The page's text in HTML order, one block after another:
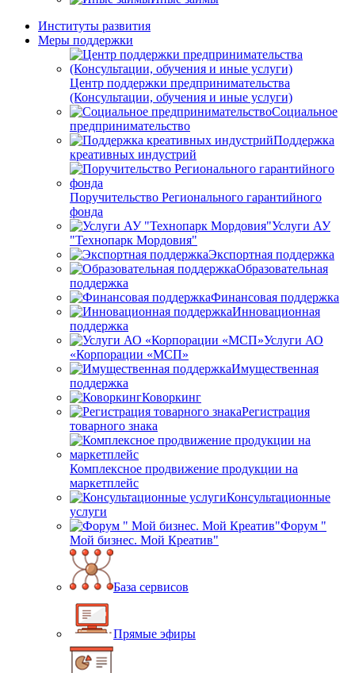
Институты развития
Меры поддержки
Центр поддержки предпринимательства
(Консультации, обучения и иные услуги)
Социальное
предпринимательство
Поддержка
креативных индустрий
Поручительство Регионального гарантийного
фонда
Услуги АУ
"Технопарк Мордовия"
Экспортная поддержка
Образовательная
поддержка
Финансовая поддержка
Инновационная
поддержка
Услуги АО
«Корпорации «МСП»
Имущественная
поддержка
Коворкинг
Регистрация
товарного знака
Комплексное продвижение продукции на
маркетплейс
Консультационные
услуги
Форум "
Мой бизнес. Мой Креатив"
База сервисов
Прямые эфиры